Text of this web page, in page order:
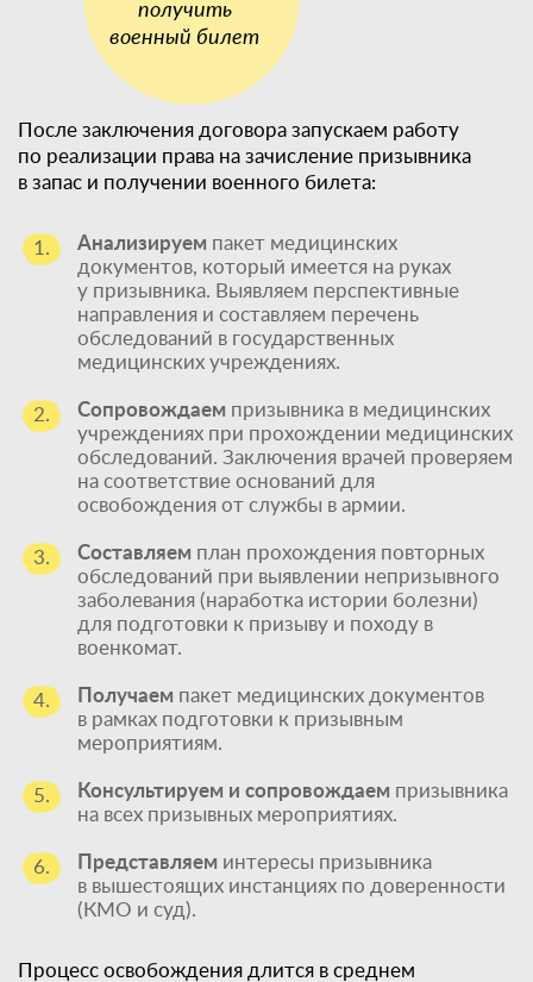
После заключения договора запускаем работу
по реализации права на зачисление призывника
в запас и получении военного билета:
1. Анализируем пакет медицинских
документов, который имеется на руках
у призывника. Выявляем перспективные
направления и составляем перечень
обследований в государственных
медицинских учреждениях.
2. Сопровождаем призывника в медицинских
учреждениях при прохождении медицинских
обследований. Заключения врачей проверяем
на соответствие оснований для
освобождения от службы в армии.
3. Составляем план прохождения повторных
обследований при выявлении непризывного
заболевания (наработка истории болезни)
для подготовки к призыву и походу в
военкомат.
4. Получаем пакет медицинских документов
в рамках подготовки к призывным
мероприятиям.
5. Консультируем и сопровождаем призывника
на всех призывных мероприятиях.
6. Представляем интересы призывника
в вышестоящих инстанциях по доверенности
(КМО и суд).
Процесс освобождения длится в среднем